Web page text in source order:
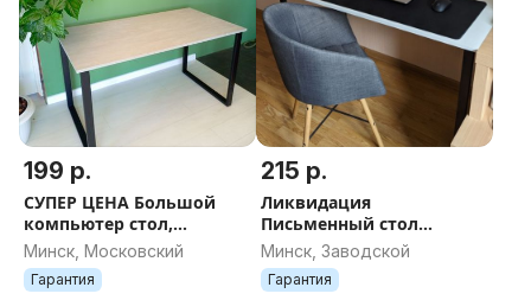
199 р.
СУПЕР ЦЕНА Большой
компьютер стол,
геймерский стол
135*70*75 на
металлокаркасе
Минск, Московский
Гарантия
215 р.
Ликвидация
Письменный стол
компьютерный стол
недорого
Минск, Заводской
Гарантия